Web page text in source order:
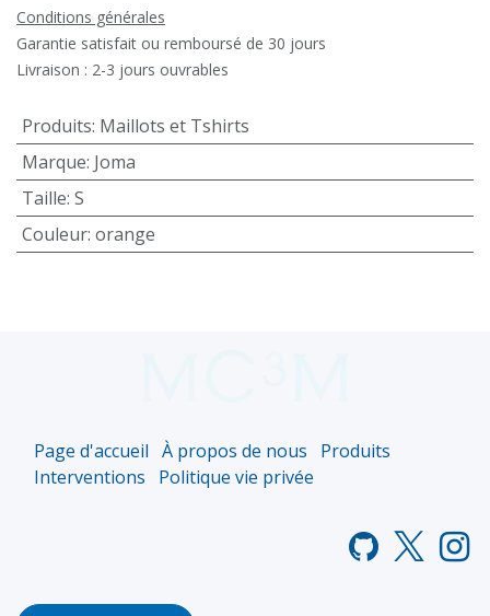
Conditions générales
Garantie satisfait ou remboursé de 30 jours
Livraison : 2-3 jours ouvrables
Produits: Maillots et Tshirts
Marque: Joma
Taille: S
Couleur: orange
Page d'accueil À propos de nous
Produits
Interventions
Politique vie privée